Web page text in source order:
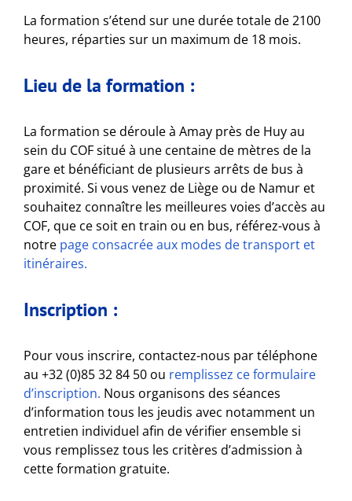
La formation s’étend sur une durée totale de 2100
heures, réparties sur un maximum de 18 mois.
Lieu de la formation :
La formation se déroule à Amay près de Huy au
sein du COF situé à une centaine de mètres de la
gare et bénéficiant de plusieurs arrêts de bus à
proximité. Si vous venez de Liège ou de Namur et
souhaitez connaître les meilleures voies d’accès au
COF, que ce soit en train ou en bus, référez-vous à
notre page consacrée aux modes de transport et
itinéraires.
Inscription :
Pour vous inscrire, contactez-nous par téléphone
au +32 (0)85 32 84 50 ou remplissez ce formulaire
d’inscription. Nous organisons des séances
d’information tous les jeudis avec notamment un
entretien individuel afin de vérifier ensemble si
vous remplissez tous les critères d’admission à
cette formation gratuite.